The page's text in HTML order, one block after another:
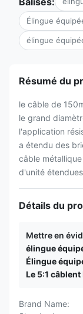
Élingue
élingue
Résumé du
le câble de
le grand
l'application
a étendu des
câble
d'unité
Détails du
Mettre en
élingue
Élingue
Le 5:1
Brand Name: